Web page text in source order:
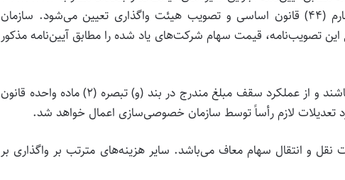
شورای عالی اجرای سیاست‌های کلی اصل چهل و چهارم (۴۴) قانون اساسی و تصویب هیئت واگذاری تعیین می‌شود. سازمان
قیمت سهام شرکت‌های یاد شده را مطابق آیین‌نامه مذکور
۳- چنانچه ارزش قطعی سهام، بیش از ارزش برآوردی باشند و از عملکرد سقف مبلغ مندرج در بند (و) تبصره (۲) ماده واحده قانون
نقل و انتقال سهام معاف می‌باشد. سایر هزینه‌های مترتب بر واگذاری بر